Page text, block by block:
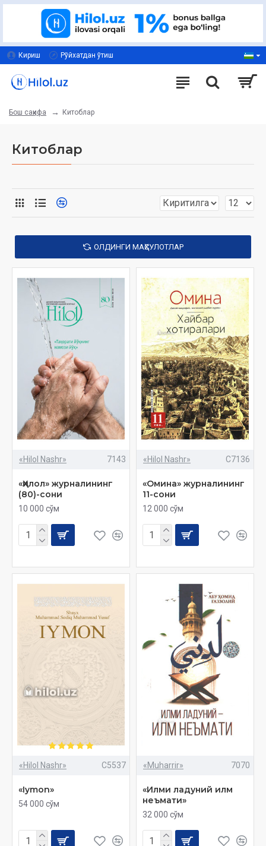
Кириш Рўйхатдан ўтиш
Бош саҳифа Китоблар
Китоблар
ОЛДИНГИ МАҲСУЛОТЛАР
«Hilol Nashr» 7143
«Ҳилол» журналининг
(80)-сони
10 000 сўм
«Hilol Nashr» C7136
«Омина» журналининг
11-сони
12 000 сўм
«Hilol Nashr» C5537
«Iymon»
54 000 сўм
«Muharrir» 7070
«Илми ладуний илм
неъмати»
32 000 сўм